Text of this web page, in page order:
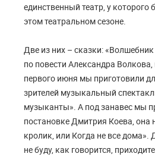
единственный театр, у
этом театральном сезоне.
Две из них – сказки:
по повести Александра
первого июня мы приготовили
зрителей музыкальный
музыканты». А под занавес мы
постановке Дмитрия Коева, она
кролик, или Когда не все дома».
не буду, как говорится,